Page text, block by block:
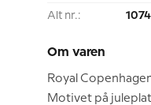
Alt nr.:
Om varen
Royal
Motivet på